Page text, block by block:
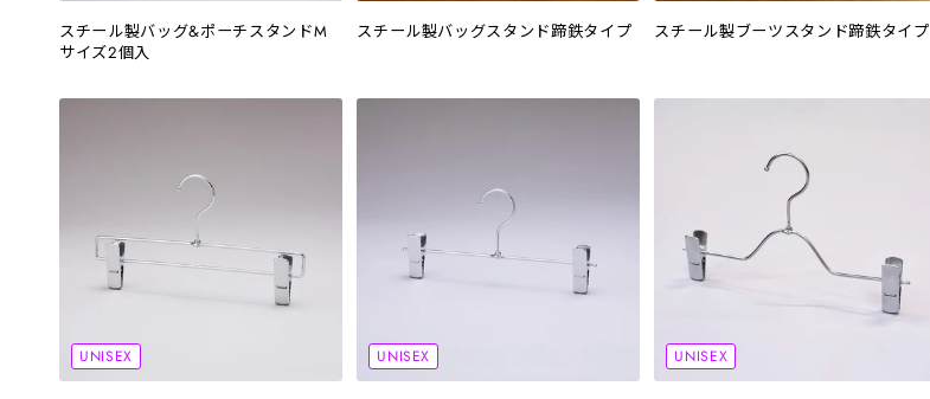
スチール製バッグ&ポーチスタンドM
サイズ2個入
スチール製バッグスタンド蹄鉄タイプ スチール製ブーツスタンド蹄鉄タイプ
UNISEX UNISEX UNISEX